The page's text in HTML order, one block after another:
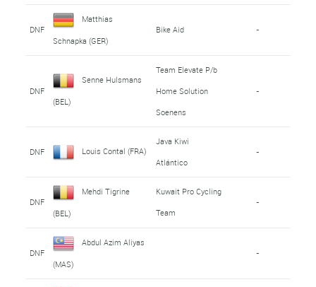
DNF
Matthias
Schnapka (GER)
Bike Aid -
DNF
Senne Hulsmans
(BEL)
Team Elevate P/b
Home Solution
Soenens
-
DNF Louis Contal (FRA)
Java Kiwi
Atlántico
-
DNF
Mehdi Tigrine
(BEL)
Kuwait Pro Cycling
Team
-
DNF
Abdul Azim Aliyas
(MAS)
-